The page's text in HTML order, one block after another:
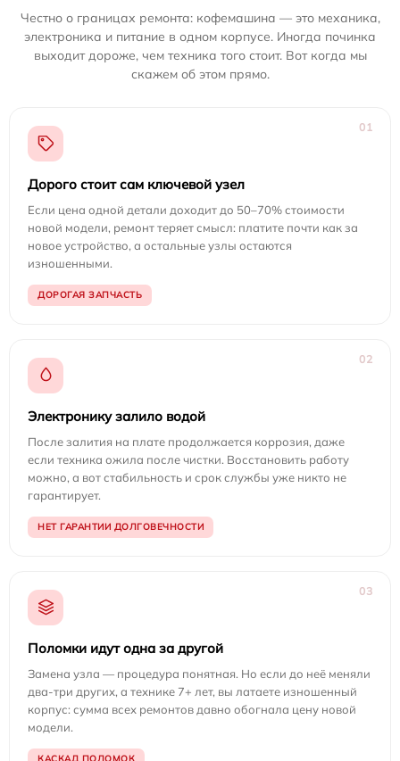
Честно о границах ремонта: кофемашина — это механика,
электроника и питание в одном корпусе. Иногда починка
выходит дороже, чем техника того стоит. Вот когда мы
скажем об этом прямо.
01
Дорого стоит сам ключевой узел
Если цена одной детали доходит до 50–70% стоимости
новой модели, ремонт теряет смысл: платите почти как за
новое устройство, а остальные узлы остаются
изношенными.
ДОРОГАЯ ЗАПЧАСТЬ
02
Электронику залило водой
После залития на плате продолжается коррозия, даже
если техника ожила после чистки. Восстановить работу
можно, а вот стабильность и срок службы уже никто не
гарантирует.
НЕТ ГАРАНТИИ ДОЛГОВЕЧНОСТИ
03
Поломки идут одна за другой
Замена узла — процедура понятная. Но если до неё меняли
два-три других, а технике 7+ лет, вы латаете изношенный
корпус: сумма всех ремонтов давно обогнала цену новой
модели.
КАСКАД ПОЛОМОК